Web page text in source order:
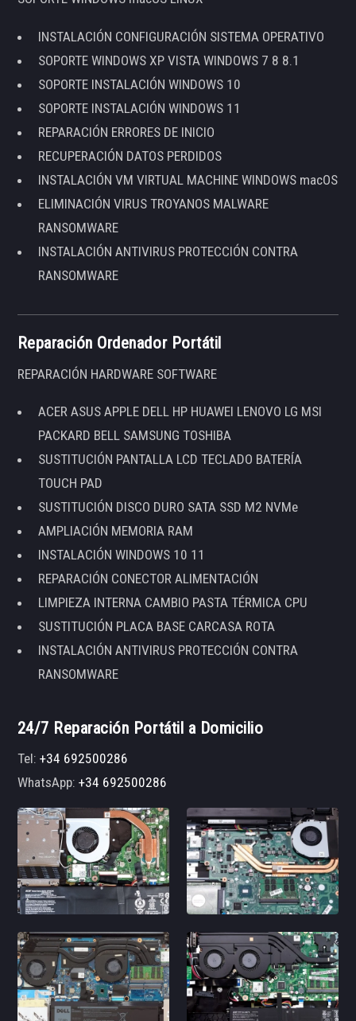
INSTALACIÓN CONFIGURACIÓN SISTEMA OPERATIVO
SOPORTE WINDOWS XP VISTA WINDOWS 7 8 8.1
SOPORTE INSTALACIÓN WINDOWS 10
SOPORTE INSTALACIÓN WINDOWS 11
REPARACIÓN ERRORES DE INICIO
RECUPERACIÓN DATOS PERDIDOS
INSTALACIÓN VM VIRTUAL MACHINE WINDOWS macOS
ELIMINACIÓN VIRUS TROYANOS MALWARE
RANSOMWARE
INSTALACIÓN ANTIVIRUS PROTECCIÓN CONTRA
RANSOMWARE
Reparación Ordenador Portátil
REPARACIÓN HARDWARE SOFTWARE
ACER ASUS APPLE DELL HP HUAWEI LENOVO LG MSI
PACKARD BELL SAMSUNG TOSHIBA
SUSTITUCIÓN PANTALLA LCD TECLADO BATERÍA
TOUCH PAD
SUSTITUCIÓN DISCO DURO SATA SSD M2 NVMe
AMPLIACIÓN MEMORIA RAM
INSTALACIÓN WINDOWS 10 11
REPARACIÓN CONECTOR ALIMENTACIÓN
LIMPIEZA INTERNA CAMBIO PASTA TÉRMICA CPU
SUSTITUCIÓN PLACA BASE CARCASA ROTA
INSTALACIÓN ANTIVIRUS PROTECCIÓN CONTRA
RANSOMWARE
24/7 Reparación Portátil a Domicilio
Tel:+34 692500286
WhatsApp:+34 692500286